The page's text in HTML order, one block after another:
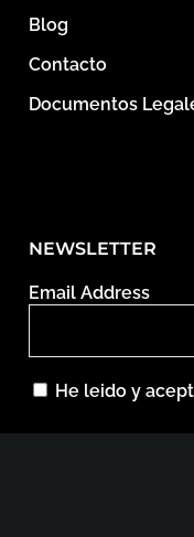
Blog
Contacto
Documentos
NEWSLETTER
Email Address
He leido y